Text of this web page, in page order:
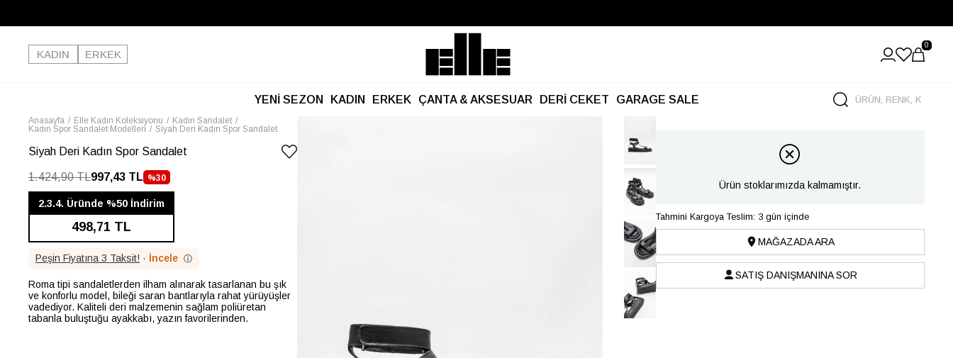
Kargo Ücretsiz!
KADIN
ERKEK
0
YENİ SEZON KADIN ERKEK ÇANTA & AKSESUAR DERİ CEKET GARAGE SALE
Anasayfa Elle Kadın Koleksiyonu
Kadın Sandalet
Kadın Spor Sandalet Modelleri
Siyah Deri Kadın Spor Sandalet
Siyah Deri Kadın Spor Sandalet
1.424,90 TL997,43 TL %30
İNDIRIM
2.3.4. Üründe %50 İndirim
498,71 TL
Peşin Fiyatına 3 Taksit! · İncele ⓘ
Roma tipi sandaletlerden ilham alınarak tasarlanan bu şık
ve konforlu model, bileği saran bantlarıyla rahat yürüyüşler
vadediyor. Kaliteli deri malzemenin sağlam poliüretan
tabanla buluştuğu ayakkabı, yazın favorilerinden.
Ürün stoklarımızda kalmamıştır.
Tahmini Kargoya Teslim: 3 gün içinde
MAĞAZADA ARA
SATIŞ DANIŞMANINA SOR